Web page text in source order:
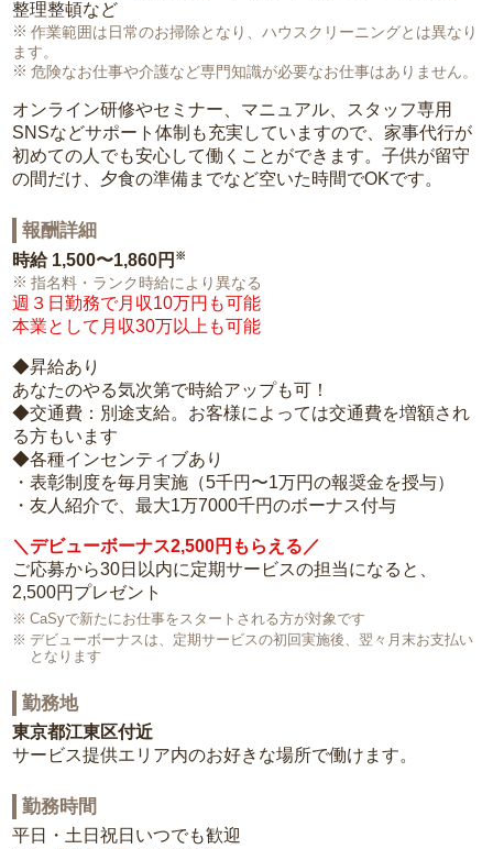
整理整頓など
作業範囲は日常のお掃除となり、ハウスクリーニングとは異なり
ます。
危険なお仕事や介護など専門知識が必要なお仕事はありません。
オンライン研修やセミナー、マニュアル、スタッフ専用
SNSなどサポート体制も充実していますので、家事代行が
初めての人でも安心して働くことができます。子供が留守
の間だけ、夕食の準備までなど空いた時間でOKです。
報酬詳細
時給 1,500〜1,860円 ※
指名料・ランク時給により異なる
週３日勤務で月収10万円も可能
本業として月収30万以上も可能
◆昇給あり
あなたのやる気次第で時給アップも可！
◆交通費：別途支給。お客様によっては交通費を増額され
る方もいます
◆各種インセンティブあり
・表彰制度を毎月実施（5千円〜1万円の報奨金を授与）
・友人紹介で、最大1万7000千円のボーナス付与
＼デビューボーナス2,500円もらえる／
ご応募から30日以内に定期サービスの担当になると、
2,500円プレゼント
CaSyで新たにお仕事をスタートされる方が対象です
デビューボーナスは、定期サービスの初回実施後、翌々月末お支払い
となります
勤務地
東京都江東区付近
サービス提供エリア内のお好きな場所で働けます。
勤務時間
平日・土日祝日いつでも歓迎